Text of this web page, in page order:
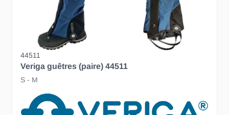
44511
Veriga guêtres (paire) 44511
S - M